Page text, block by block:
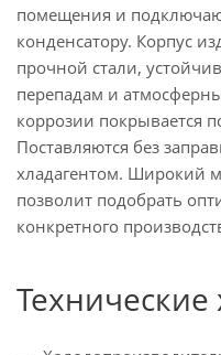
помещения и
конденсатору. Корпус
прочной стали,
перепадам и
коррозии покрывается
Поставляются без
хладагентом. Широкий
позволит подобрать
конкретного
Технические